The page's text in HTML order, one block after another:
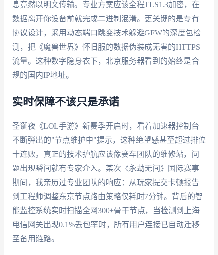
息竟然以明文传输。专业方案应该全程TLS1.3加密，在
数据离开你设备前就完成二进制混淆。更关键的是专有
协议设计，采用动态端口跳变技术躲避GFW的深度包检
测，把《魔兽世界》怀旧服的数据伪装成无害的HTTPS
流量。这种数字隐身衣下，北京服务器看到的始终是合
规的国内IP地址。
实时保障不该只是承诺
圣诞夜《LOL手游》新赛季开启时，看着加速器控制台
不断弹出的"节点维护中"提示，这种绝望感甚至超过排位
十连败。真正的技术护航应该像赛车团队的维修站，问
题出现瞬间就有专家介入。某次《永劫无间》国际赛事
期间，我亲历过专业团队的响应：从玩家提交卡顿报告
到工程师调整东京节点路由策略仅耗时7分钟。背后的智
能监控系统实时扫描全网300+骨干节点，当检测到上海
电信网关出现0.1%丢包率时，所有用户连接已自动迁移
至备用链路。